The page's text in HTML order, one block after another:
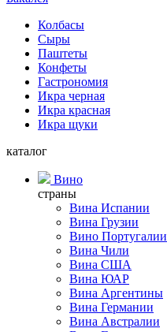
Колбасы
Сыры
Паштеты
Конфеты
Гастрономия
Икра черная
Икра красная
Икра щуки
каталог
Вино
страны
Вина Испании
Вина Грузии
Вино Португалии
Вина Чили
Вина США
Вина ЮАР
Вина Аргентины
Вина Германии
Вина Австралии